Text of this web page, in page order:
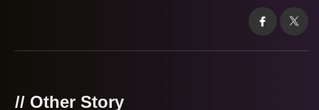
// Other Story